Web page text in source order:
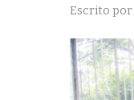
Escrito por